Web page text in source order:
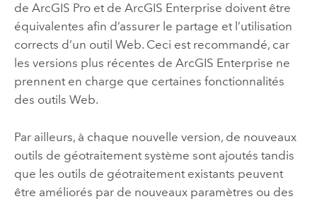
de ArcGIS Proet de ArcGIS Enterprise doivent être
équivalentes afin d’assurer le partage et l’utilisation
corrects d’un outil Web. Ceci est recommandé, car
les versions plus récentes de ArcGIS Enterprise ne
prennent en charge que certaines fonctionnalités
des outils Web.
Par ailleurs, à chaque nouvelle version, de nouveaux
outils de géotraitement système sont ajoutés tandis
que les outils de géotraitement existants peuvent
être améliorés par de nouveaux paramètres ou des